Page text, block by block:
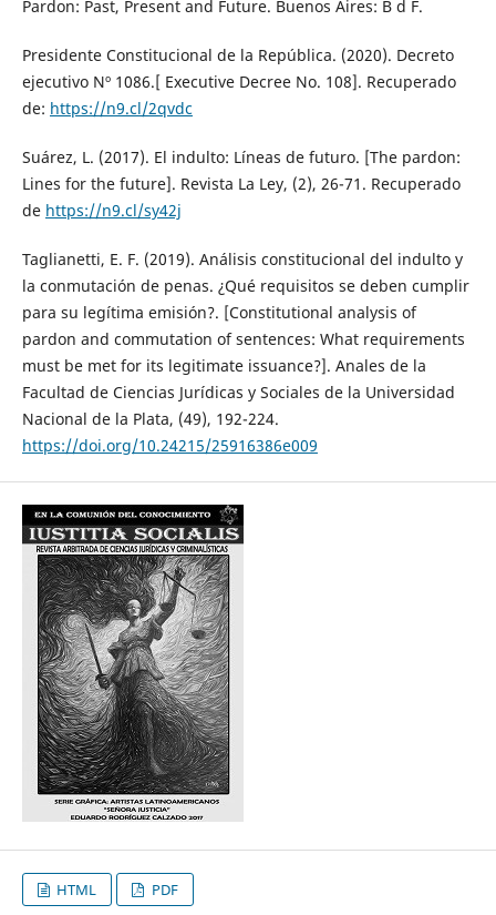
Pardon: Past, Present and Future. Buenos Aires: B d F.
Presidente Constitucional de la República. (2020). Decreto
ejecutivo Nº 1086.[ Executive Decree No. 108]. Recuperado
de: https://n9.cl/2qvdc
Suárez, L. (2017). El indulto: Líneas de futuro. [The pardon:
Lines for the future]. Revista La Ley, (2), 26-71. Recuperado
de https://n9.cl/sy42j
Taglianetti, E. F. (2019). Análisis constitucional del indulto y
la conmutación de penas. ¿Qué requisitos se deben cumplir
para su legítima emisión?. [Constitutional analysis of
pardon and commutation of sentences: What requirements
must be met for its legitimate issuance?]. Anales de la
Facultad de Ciencias Jurídicas y Sociales de la Universidad
Nacional de la Plata, (49), 192-224.
https://doi.org/10.24215/25916386e009
HTML PDF